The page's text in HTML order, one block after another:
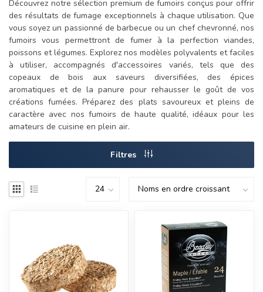
Découvrez notre sélection premium de fumoirs conçus pour offrir
des résultats de fumage exceptionnels à chaque utilisation. Que
vous soyez un passionné de barbecue ou un chef chevronné, nos
fumoirs vous permettront de fumer à la perfection viandes,
poissons et légumes. Explorez nos modèles polyvalents et faciles
à utiliser, accompagnés d'accessoires variés, tels que des
copeaux de bois aux saveurs diversifiées, des épices
aromatiques et de la panure pour rehausser le goût de vos
créations fumées. Préparez des plats savoureux et pleins de
caractère avec nos fumoirs de haute qualité, idéaux pour les
amateurs de cuisine en plein air.
Filtres